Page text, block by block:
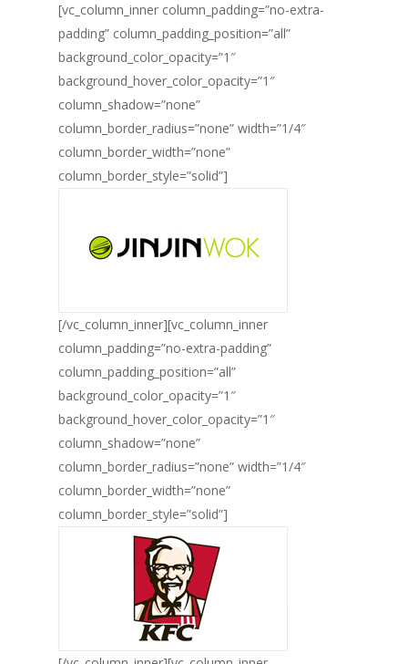
[vc_column_inner column_padding=”no-extra-
padding” column_padding_position=”all”
background_color_opacity=”1″
background_hover_color_opacity=”1″
column_shadow=”none”
column_border_radius=”none” width=”1/4″
column_border_width=”none”
column_border_style=”solid”]
[/vc_column_inner][vc_column_inner
column_padding=”no-extra-padding”
column_padding_position=”all”
background_color_opacity=”1″
background_hover_color_opacity=”1″
column_shadow=”none”
column_border_radius=”none” width=”1/4″
column_border_width=”none”
column_border_style=”solid”]